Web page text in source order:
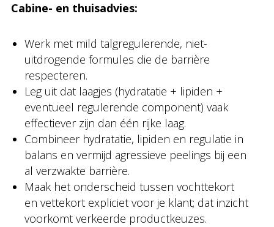
Cabine- en thuisadvies:
Werk met mild talgregulerende, niet-
uitdrogende formules die de barrière
respecteren.
Leg uit dat laagjes (hydratatie + lipiden +
eventueel regulerende component) vaak
effectiever zijn dan één rijke laag.
Combineer hydratatie, lipiden en regulatie in
balans en vermijd agressieve peelings bij een
al verzwakte barrière.
Maak het onderscheid tussen vochttekort
en vettekort expliciet voor je klant; dat inzicht
voorkomt verkeerde productkeuzes.